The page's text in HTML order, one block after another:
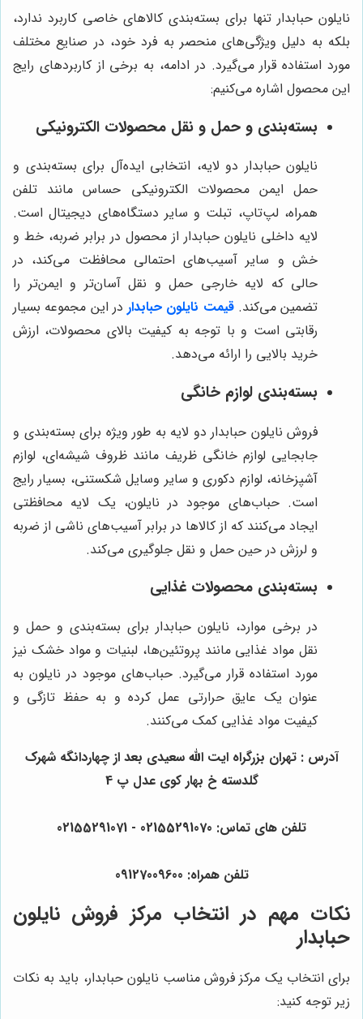
نایلون حبابدار تنها برای بسته‌بندی کالاهای خاصی کاربرد ندارد،
بلکه به دلیل ویژگی‌های منحصر به فرد خود، در صنایع مختلف
مورد استفاده قرار می‌گیرد. در ادامه، به برخی از کاربردهای رایج
این محصول اشاره می‌کنیم:
بسته‌بندی و حمل و نقل محصولات الکترونیکی
نایلون حبابدار دو لایه، انتخابی ایده‌آل برای بسته‌بندی و
حمل ایمن محصولات الکترونیکی حساس مانند تلفن
همراه، لپ‌تاپ، تبلت و سایر دستگاه‌های دیجیتال است.
لایه داخلی نایلون حبابدار از محصول در برابر ضربه، خط و
خش و سایر آسیب‌های احتمالی محافظت می‌کند، در
حالی که لایه خارجی حمل و نقل آسان‌تر و ایمن‌تر را
تضمین می‌کند.قیمت نایلون حبابدار در این مجموعه بسیار
رقابتی است و با توجه به کیفیت بالای محصولات، ارزش
خرید بالایی را ارائه می‌دهد.
بسته‌بندی لوازم خانگی
فروش نایلون حبابدار دو لایه به طور ویژه برای بسته‌بندی و
جابجایی لوازم خانگی ظریف مانند ظروف شیشه‌ای، لوازم
آشپزخانه، لوازم دکوری و سایر وسایل شکستنی، بسیار رایج
است. حباب‌های موجود در نایلون، یک لایه محافظتی
ایجاد می‌کنند که از کالاها در برابر آسیب‌های ناشی از ضربه
و لرزش در حین حمل و نقل جلوگیری می‌کند.
بسته‌بندی محصولات غذایی
در برخی موارد، نایلون حبابدار برای بسته‌بندی و حمل و
نقل مواد غذایی مانند پروتئین‌ها، لبنیات و مواد خشک نیز
مورد استفاده قرار می‌گیرد. حباب‌های موجود در نایلون به
عنوان یک عایق حرارتی عمل کرده و به حفظ تازگی و
کیفیت مواد غذایی کمک می‌کنند.
آدرس : تهران بزرگراه ایت الله سعیدی بعد از چهاردانگه شهرک
گلدسته خ بهار کوی عدل پ 4
تلفن های تماس: 02155291070 - 02155291071
تلفن همراه: 09127009600
نکات مهم در انتخاب مرکز فروش نایلون
حبابدار
برای انتخاب یک مرکز فروش مناسب نایلون حبابدار، باید به نکات
زیر توجه کنید: